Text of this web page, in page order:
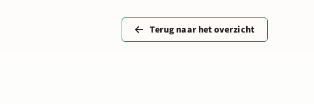
Terug naar het overzicht